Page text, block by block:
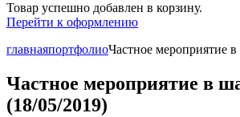
Товар успешно добавлен в корзину.
Перейти к оформлению
главнаяпортфолиоЧастное мероприятие
Частное мероприятие в
(18/05/2019)